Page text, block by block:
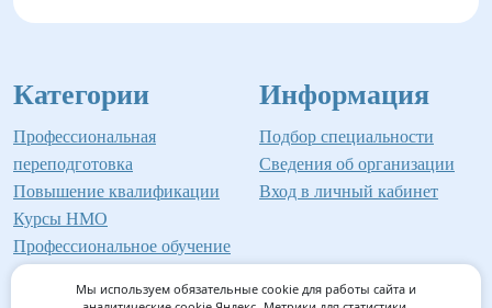
Категории
Профессиональная
переподготовка
Повышение квалификации
Курсы НМО
Профессиональное обучение
Информация
Подбор специальности
Сведения об организации
Вход в личный кабинет
Мы используем обязательные cookie для работы сайта и